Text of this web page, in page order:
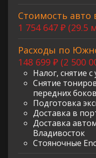
Стоимость авто
1 754 647 ₽ (29.5
Расходы по
148 699 ₽ (2 500
Налог, снятие с
Снятие
передних
Подготовка
Доставка в
Доставка
Владивосток
Стояночные